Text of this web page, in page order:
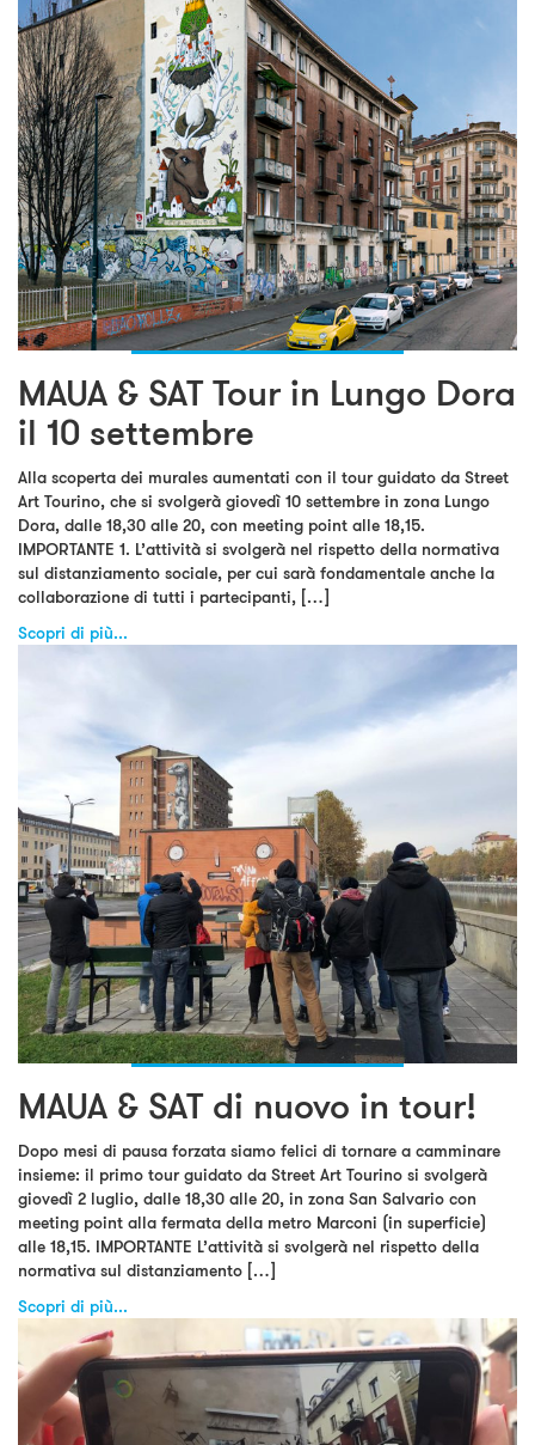
MAUA & SAT Tour in Lungo Dora
il 10 settembre
Alla scoperta dei murales aumentati con il tour guidato da Street
Art Tourino, che si svolgerà giovedì 10 settembre in zona Lungo
Dora, dalle 18,30 alle 20, con meeting point alle 18,15.
IMPORTANTE 1. L’attività si svolgerà nel rispetto della normativa
sul distanziamento sociale, per cui sarà fondamentale anche la
collaborazione di tutti i partecipanti, […]
Scopri di più...
MAUA & SAT di nuovo in tour!
Dopo mesi di pausa forzata siamo felici di tornare a camminare
insieme: il primo tour guidato da Street Art Tourino si svolgerà
giovedì 2 luglio, dalle 18,30 alle 20, in zona San Salvario con
meeting point alla fermata della metro Marconi (in superficie)
alle 18,15. IMPORTANTE L’attività si svolgerà nel rispetto della
normativa sul distanziamento […]
Scopri di più...